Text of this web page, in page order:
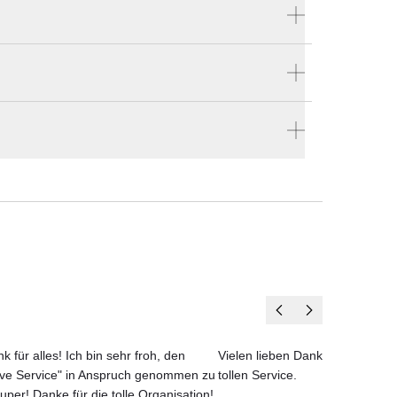
für alles! Ich bin sehr froh, den
Service" in Anspruch genommen zu
Vielen lieben Dank für das
tollen Service.